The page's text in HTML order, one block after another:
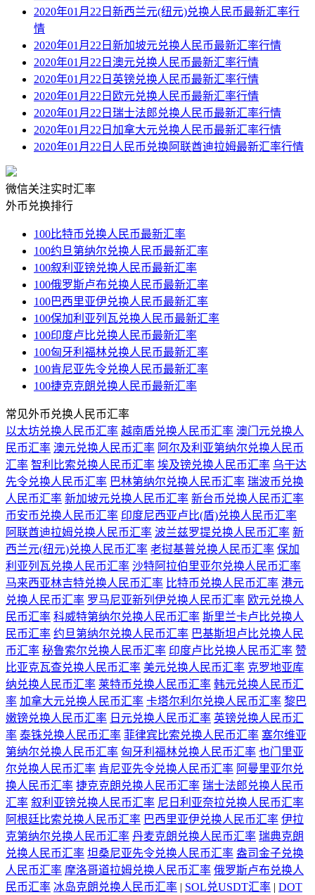
2020年01月22日新西兰元(纽元)兑换人民币最新汇率行
情
2020年01月22日新加坡元兑换人民币最新汇率行情
2020年01月22日澳元兑换人民币最新汇率行情
2020年01月22日英镑兑换人民币最新汇率行情
2020年01月22日欧元兑换人民币最新汇率行情
2020年01月22日瑞士法郎兑换人民币最新汇率行情
2020年01月22日加拿大元兑换人民币最新汇率行情
2020年01月22日人民币兑换阿联酋迪拉姆最新汇率行情
微信关注实时汇率
外币兑换排行
100比特币兑换人民币最新汇率
100约旦第纳尔兑换人民币最新汇率
100叙利亚镑兑换人民币最新汇率
100俄罗斯卢布兑换人民币最新汇率
100巴西里亚伊兑换人民币最新汇率
100保加利亚列瓦兑换人民币最新汇率
100印度卢比兑换人民币最新汇率
100匈牙利福林兑换人民币最新汇率
100肯尼亚先令兑换人民币最新汇率
100捷克克朗兑换人民币最新汇率
常见外币兑换人民币汇率
以太坊兑换人民币汇率 越南盾兑换人民币汇率 澳门元兑换人
民币汇率 澳元兑换人民币汇率 阿尔及利亚第纳尔兑换人民币
汇率 智利比索兑换人民币汇率 埃及镑兑换人民币汇率 乌干达
先令兑换人民币汇率 巴林第纳尔兑换人民币汇率 瑞波币兑换
人民币汇率 新加坡元兑换人民币汇率 新台币兑换人民币汇率
币安币兑换人民币汇率 印度尼西亚卢比(盾)兑换人民币汇率
阿联酋迪拉姆兑换人民币汇率 波兰兹罗提兑换人民币汇率 新
西兰元(纽元)兑换人民币汇率 老挝基普兑换人民币汇率 保加
利亚列瓦兑换人民币汇率 沙特阿拉伯里亚尔兑换人民币汇率
马来西亚林吉特兑换人民币汇率 比特币兑换人民币汇率 港元
兑换人民币汇率 罗马尼亚新列伊兑换人民币汇率 欧元兑换人
民币汇率 科威特第纳尔兑换人民币汇率 斯里兰卡卢比兑换人
民币汇率 约旦第纳尔兑换人民币汇率 巴基斯坦卢比兑换人民
币汇率 秘鲁索尔兑换人民币汇率 印度卢比兑换人民币汇率 赞
比亚克瓦查兑换人民币汇率 美元兑换人民币汇率 克罗地亚库
纳兑换人民币汇率 莱特币兑换人民币汇率 韩元兑换人民币汇
率 加拿大元兑换人民币汇率 卡塔尔利尔兑换人民币汇率 黎巴
嫩镑兑换人民币汇率 日元兑换人民币汇率 英镑兑换人民币汇
率 泰铢兑换人民币汇率 菲律宾比索兑换人民币汇率 塞尔维亚
第纳尔兑换人民币汇率 匈牙利福林兑换人民币汇率 也门里亚
尔兑换人民币汇率 肯尼亚先令兑换人民币汇率 阿曼里亚尔兑
换人民币汇率 捷克克朗兑换人民币汇率 瑞士法郎兑换人民币
汇率 叙利亚镑兑换人民币汇率 尼日利亚奈拉兑换人民币汇率
阿根廷比索兑换人民币汇率 巴西里亚伊兑换人民币汇率 伊拉
克第纳尔兑换人民币汇率 丹麦克朗兑换人民币汇率 瑞典克朗
兑换人民币汇率 坦桑尼亚先令兑换人民币汇率 盎司金子兑换
人民币汇率 摩洛哥道拉姆兑换人民币汇率 俄罗斯卢布兑换人
民币汇率 冰岛克朗兑换人民币汇率 | SOL兑USDT汇率 | DOT